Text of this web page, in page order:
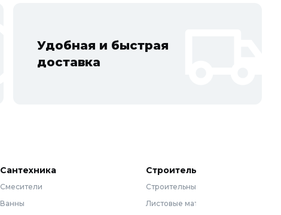
Удобная и быстрая
доставка
Сантехника
Смесители
Ванны
Строительные материалы
Строительные смеси
Листовые материалы